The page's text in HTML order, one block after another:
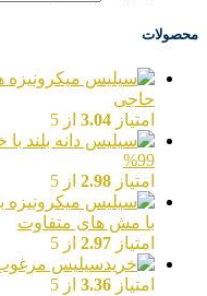
محصولات
حاجی
امتیاز 3.04 از 5
99%
امتیاز 2.98 از 5
با مش های متفاوت
امتیاز 2.97 از 5
امتیاز 3.36 از 5